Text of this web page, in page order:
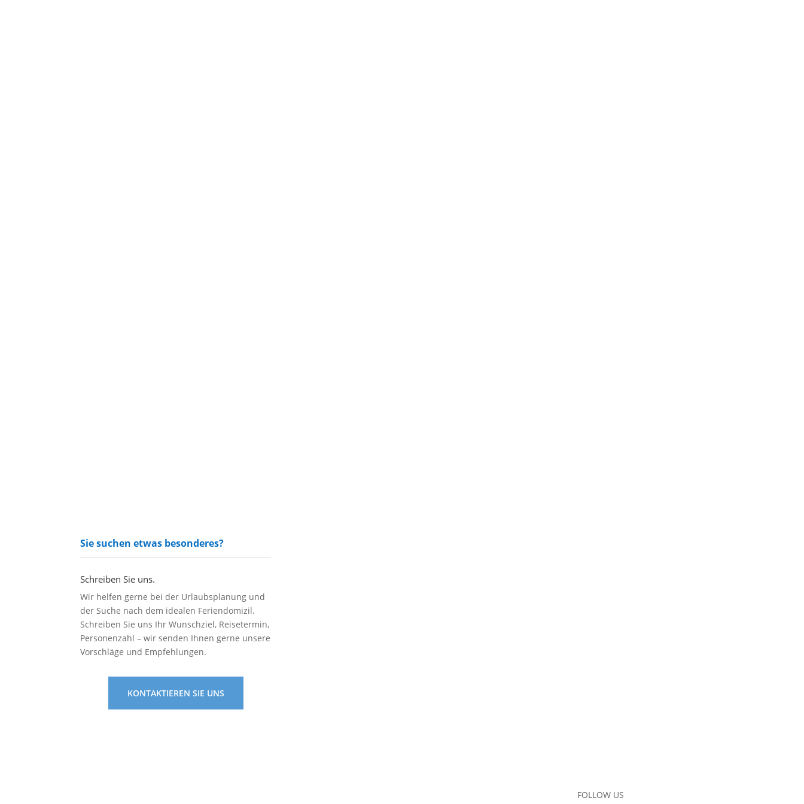
Sie suchen etwas besonderes?
Schreiben Sie uns.
Wir helfen gerne bei der Urlaubsplanung und
der Suche nach dem idealen Feriendomizil.
Schreiben Sie uns Ihr Wunschziel, Reisetermin,
Personenzahl – wir senden Ihnen gerne unsere
Vorschläge und Empfehlungen.
KONTAKTIEREN SIE UNS
FOLLOW US